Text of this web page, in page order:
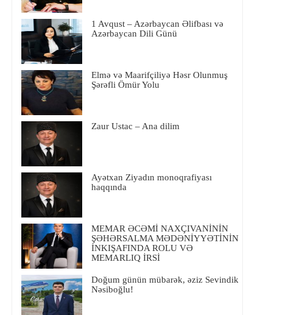
1 Avqust – Azərbaycan Əlifbası və
Azərbaycan Dili Günü
Elmə və Maarifçiliyə Həsr Olunmuş
Şərəfli Ömür Yolu
Zaur Ustac – Ana dilim
Ayətxan Ziyadın monoqrafiyası
haqqında
MEMAR ƏCƏMİ NAXÇIVANİNİN
ŞƏHƏRSALMA MƏDƏNİYYƏTİNİN
İNKIŞAFINDA ROLU VƏ
MEMARLIQ İRSİ
Doğum günün mübarək, əziz Sevindik
Nəsiboğlu!